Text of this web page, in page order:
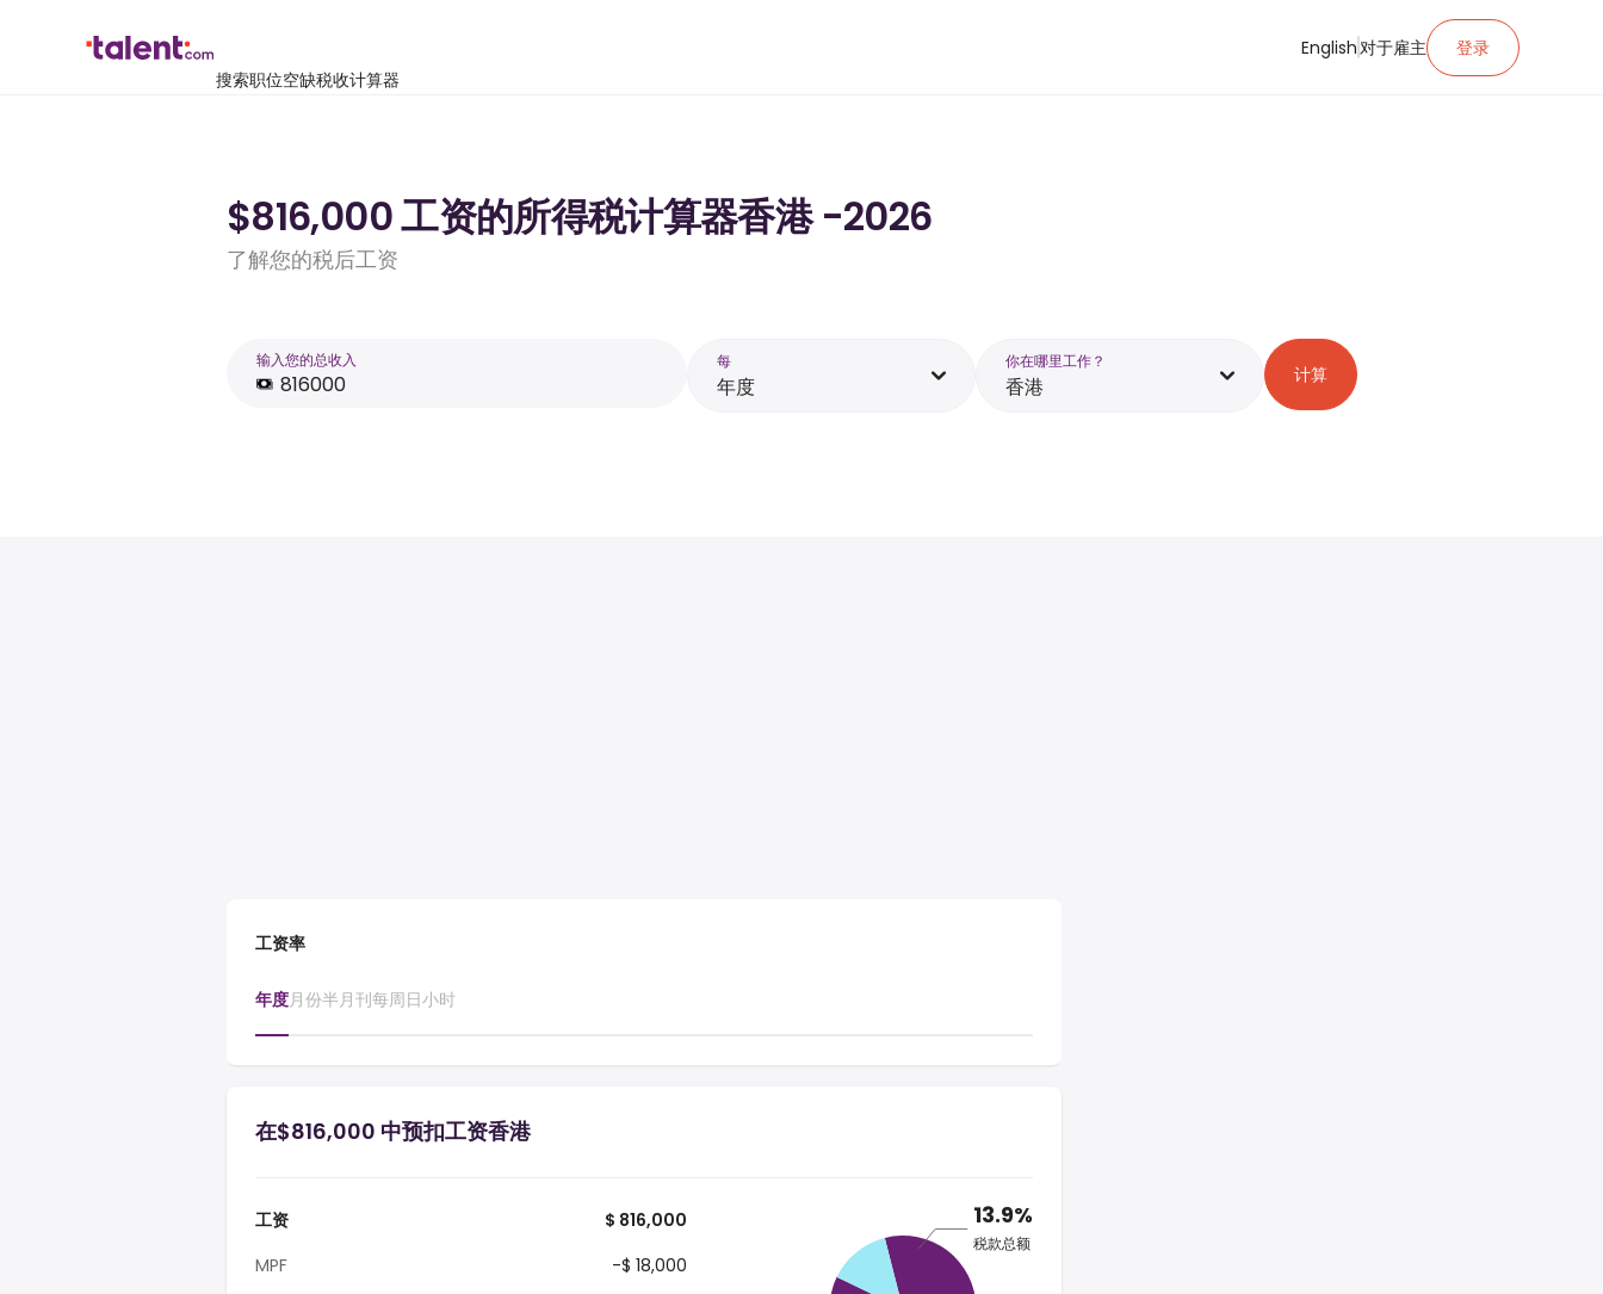
搜索职位空缺税收计算器
English对于雇主 登录
$816,000 工资的所得税计算器香港 -2026
了解您的税后工资
输入您的总收入 每
年度
你在哪里工作？
香港 计算
工资率
年度月份半月刊每周日小时
在$816,000 中预扣工资香港
工资
$ 816,000
MPF
-$ 18,000
13.9%
税款总额